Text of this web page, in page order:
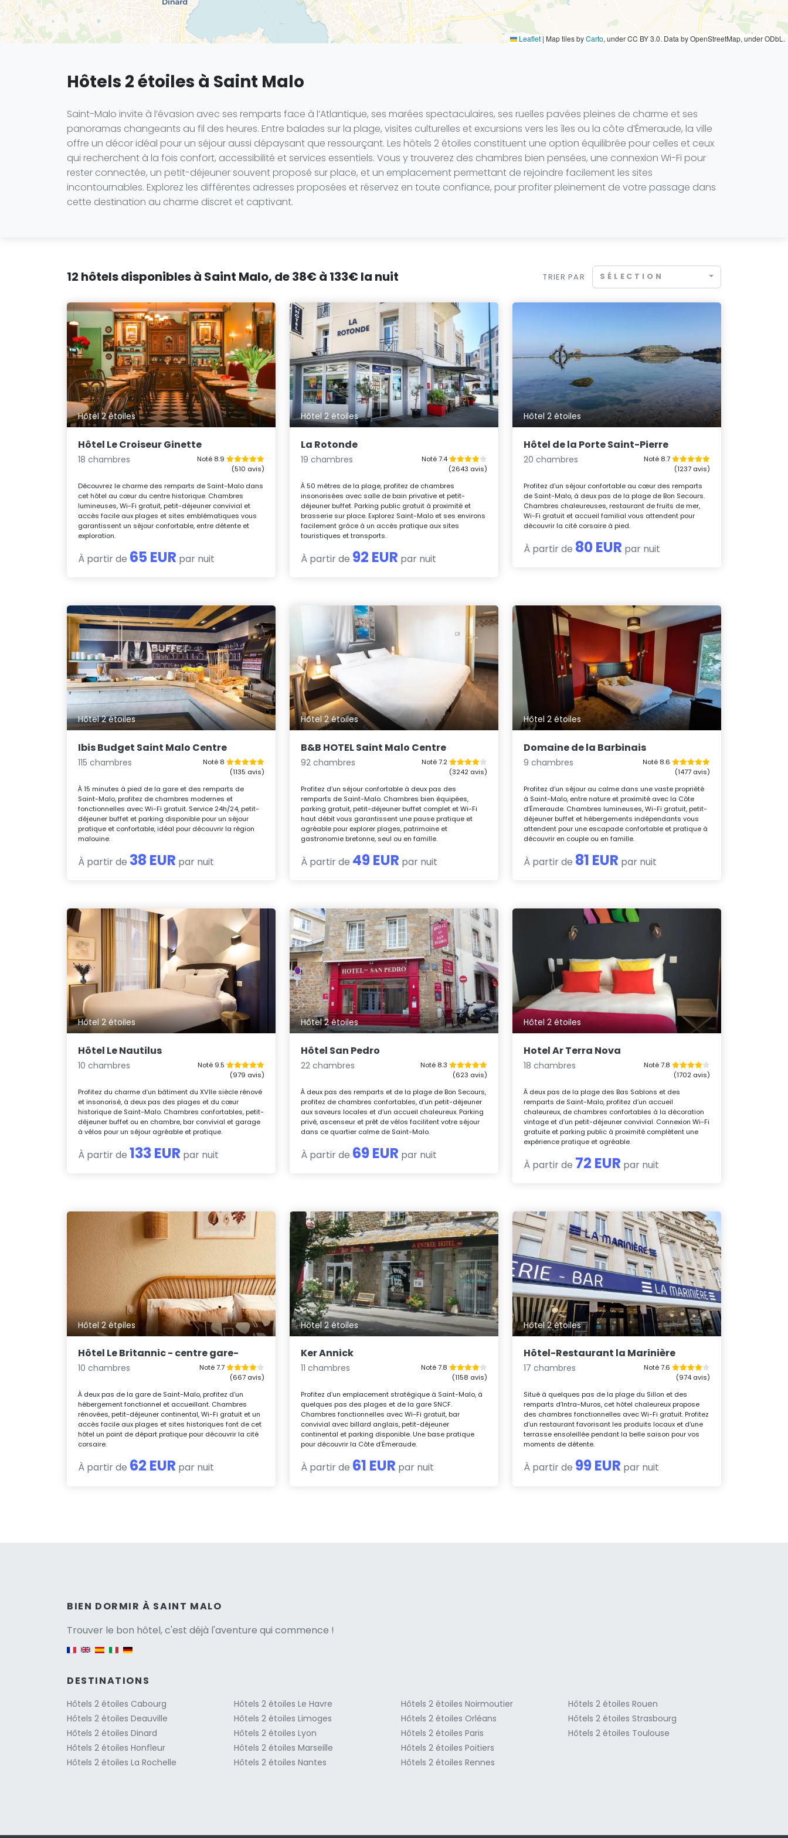
Leaflet | Map tiles byCarto, under CC BY 3.0. Data by OpenStreetMap, under ODbL.
Hôtels 2 étoiles à Saint Malo
Saint-Malo invite à l’évasion avec ses remparts face à l’Atlantique, ses marées spectaculaires, ses ruelles pavées pleines de charme et ses
panoramas changeants au fil des heures. Entre balades sur la plage, visites culturelles et excursions vers les îles ou la côte d’Émeraude, la ville
offre un décor idéal pour un séjour aussi dépaysant que ressourçant. Les hôtels 2 étoiles constituent une option équilibrée pour celles et ceux
qui recherchent à la fois confort, accessibilité et services essentiels. Vous y trouverez des chambres bien pensées, une connexion Wi-Fi pour
rester connectée, un petit-déjeuner souvent proposé sur place, et un emplacement permettant de rejoindre facilement les sites
incontournables. Explorez les différentes adresses proposées et réservez en toute confiance, pour profiter pleinement de votre passage dans
cette destination au charme discret et captivant.
12 hôtels disponibles à Saint Malo, de 38€ à 133€ la nuit TRIER PAR SÉLECTION
Hôtel 2 étoiles
Hôtel Le Croiseur Ginette
18 chambres
Noté 8.9
(510 avis)
Découvrez le charme des remparts de Saint-Malo dans
cet hôtel au cœur du centre historique. Chambres
lumineuses, Wi-Fi gratuit, petit-déjeuner convivial et
accès facile aux plages et sites emblématiques vous
garantissent un séjour confortable, entre détente et
exploration.
À partir de 65 EUR par nuit
Hôtel 2 étoiles
La Rotonde
19 chambres
Noté 7.4
(2643 avis)
À 50 mètres de la plage, profitez de chambres
insonorisées avec salle de bain privative et petit-
déjeuner buffet. Parking public gratuit à proximité et
brasserie sur place. Explorez Saint-Malo et ses environs
facilement grâce à un accès pratique aux sites
touristiques et transports.
À partir de 92 EUR par nuit
Hôtel 2 étoiles
Hôtel de la Porte Saint-Pierre
20 chambres
Noté 8.7
(1237 avis)
Profitez d’un séjour confortable au cœur des remparts
de Saint-Malo, à deux pas de la plage de Bon Secours.
Chambres chaleureuses, restaurant de fruits de mer,
Wi-Fi gratuit et accueil familial vous attendent pour
découvrir la cité corsaire à pied.
À partir de 80 EUR par nuit
Hôtel 2 étoiles
Ibis Budget Saint Malo Centre
115 chambres
Noté 8
(1135 avis)
À 15 minutes à pied de la gare et des remparts de
Saint-Malo, profitez de chambres modernes et
fonctionnelles avec Wi-Fi gratuit. Service 24h/24, petit-
déjeuner buffet et parking disponible pour un séjour
pratique et confortable, idéal pour découvrir la région
malouine.
À partir de 38 EUR par nuit
Hôtel 2 étoiles
B&B HOTEL Saint Malo Centre
92 chambres
Noté 7.2
(3242 avis)
Profitez d’un séjour confortable à deux pas des
remparts de Saint-Malo. Chambres bien équipées,
parking gratuit, petit-déjeuner buffet complet et Wi-Fi
haut débit vous garantissent une pause pratique et
agréable pour explorer plages, patrimoine et
gastronomie bretonne, seul ou en famille.
À partir de 49 EUR par nuit
Hôtel 2 étoiles
Domaine de la Barbinais
9 chambres
Noté 8.6
(1477 avis)
Profitez d’un séjour au calme dans une vaste propriété
à Saint-Malo, entre nature et proximité avec la Côte
d’Émeraude. Chambres lumineuses, Wi-Fi gratuit, petit-
déjeuner buffet et hébergements indépendants vous
attendent pour une escapade confortable et pratique à
découvrir en couple ou en famille.
À partir de 81 EUR par nuit
Hôtel 2 étoiles
Hôtel Le Nautilus
10 chambres
Noté 9.5
(979 avis)
Profitez du charme d’un bâtiment du XVIIe siècle rénové
et insonorisé, à deux pas des plages et du cœur
historique de Saint-Malo. Chambres confortables, petit-
déjeuner buffet ou en chambre, bar convivial et garage
à vélos pour un séjour agréable et pratique.
À partir de133 EUR par nuit
Hôtel 2 étoiles
Hôtel San Pedro
22 chambres
Noté 8.3
(623 avis)
À deux pas des remparts et de la plage de Bon Secours,
profitez de chambres confortables, d’un petit-déjeuner
aux saveurs locales et d’un accueil chaleureux. Parking
privé, ascenseur et prêt de vélos facilitent votre séjour
dans ce quartier calme de Saint-Malo.
À partir de 69 EUR par nuit
Hôtel 2 étoiles
Hotel Ar Terra Nova
18 chambres
Noté 7.8
(1702 avis)
À deux pas de la plage des Bas Sablons et des
remparts de Saint-Malo, profitez d’un accueil
chaleureux, de chambres confortables à la décoration
vintage et d’un petit-déjeuner convivial. Connexion Wi-Fi
gratuite et parking public à proximité complètent une
expérience pratique et agréable.
À partir de 72 EUR par nuit
Hôtel 2 étoiles
Hôtel Le Britannic - centre gare-
10 chambres
Noté 7.7
(667 avis)
À deux pas de la gare de Saint-Malo, profitez d’un
hébergement fonctionnel et accueillant. Chambres
rénovées, petit-déjeuner continental, Wi-Fi gratuit et un
accès facile aux plages et sites historiques font de cet
hôtel un point de départ pratique pour découvrir la cité
corsaire.
À partir de 62 EUR par nuit
Hôtel 2 étoiles
Ker Annick
11 chambres
Noté 7.8
(1158 avis)
Profitez d’un emplacement stratégique à Saint-Malo, à
quelques pas des plages et de la gare SNCF.
Chambres fonctionnelles avec Wi-Fi gratuit, bar
convivial avec billard anglais, petit-déjeuner
continental et parking disponible. Une base pratique
pour découvrir la Côte d’Émeraude.
À partir de 61 EUR par nuit
Hôtel 2 étoiles
Hôtel-Restaurant la Marinière
17 chambres
Noté 7.6
(974 avis)
Situé à quelques pas de la plage du Sillon et des
remparts d’Intra-Muros, cet hôtel chaleureux propose
des chambres fonctionnelles avec Wi-Fi gratuit. Profitez
d’un restaurant favorisant les produits locaux et d’une
terrasse ensoleillée pendant la belle saison pour vos
moments de détente.
À partir de 99 EUR par nuit
BIEN DORMIR À SAINT MALO
Trouver le bon hôtel, c'est déjà l'aventure qui commence !
Versione italiana
DESTINATIONS
Hôtels 2 étoiles Cabourg
Hôtels 2 étoiles Deauville
Hôtels 2 étoiles Dinard
Hôtels 2 étoiles Honfleur
Hôtels 2 étoiles La Rochelle
Hôtels 2 étoiles Le Havre
Hôtels 2 étoiles Limoges
Hôtels 2 étoiles Lyon
Hôtels 2 étoiles Marseille
Hôtels 2 étoiles Nantes
Hôtels 2 étoiles Noirmoutier
Hôtels 2 étoiles Orléans
Hôtels 2 étoiles Paris
Hôtels 2 étoiles Poitiers
Hôtels 2 étoiles Rennes
Hôtels 2 étoiles Rouen
Hôtels 2 étoiles Strasbourg
Hôtels 2 étoiles Toulouse